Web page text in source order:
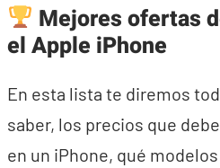
Mejores ofertas
el Apple iPhone
En esta lista te diremos
saber, los precios que
en un iPhone, qué